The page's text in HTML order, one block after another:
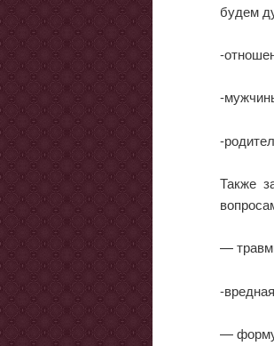
будем
-
-
-
Также
—
-
—